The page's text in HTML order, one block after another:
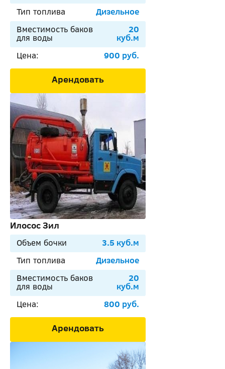
Тип топлива
Дизельное
Вместимость баков
для воды
20
куб.м
Цена:
900 руб.
Арендовать
Илосос Зил
Объем бочки
3.5 куб.м
Тип топлива
Дизельное
Вместимость баков
для воды
20
куб.м
Цена:
800 руб.
Арендовать